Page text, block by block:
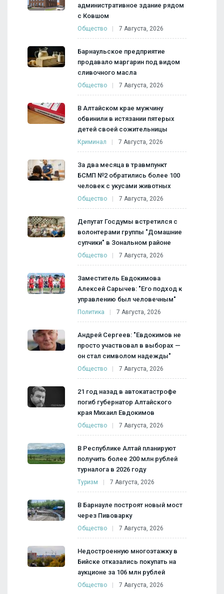
административное здание рядом
с Ковшом
Общество 7 Августа, 2026
Барнаульское предприятие
продавало маргарин под видом
сливочного масла
Общество 7 Августа, 2026
В Алтайском крае мужчину
обвинили в истязании пятерых
детей своей сожительницы
Криминал 7 Августа, 2026
За два месяца в травмпункт
БСМП №2 обратились более 100
человек с укусами животных
Общество 7 Августа, 2026
Депутат Госдумы встретился с
волонтерами группы "Домашние
супчики" в Зональном районе
Общество 7 Августа, 2026
Заместитель Евдокимова
Алексей Сарычев: "Его подход к
управлению был человечным"
Политика 7 Августа, 2026
Андрей Сергеев: "Евдокимов не
просто участвовал в выборах —
он стал символом надежды"
Общество 7 Августа, 2026
21 год назад в автокатастрофе
погиб губернатор Алтайского
края Михаил Евдокимов
Общество 7 Августа, 2026
В Республике Алтай планируют
получить более 200 млн рублей
турналога в 2026 году
Туризм 7 Августа, 2026
В Барнауле построят новый мост
через Пивоварку
Общество 7 Августа, 2026
Недостроенную многоэтажку в
Бийске отказались покупать на
аукционе за 106 млн рублей
Общество 7 Августа, 2026